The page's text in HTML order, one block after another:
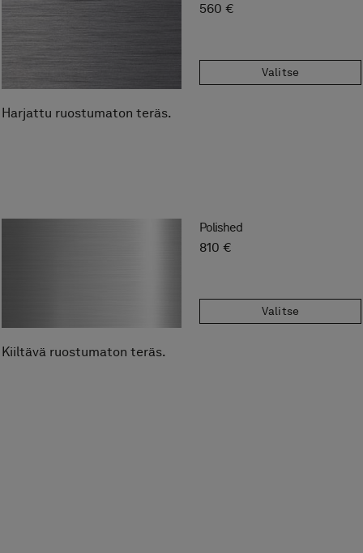
560 €
Valitse
Harjattu ruostumaton teräs.
Polished
810 €
Valitse
Kiiltävä ruostumaton teräs.